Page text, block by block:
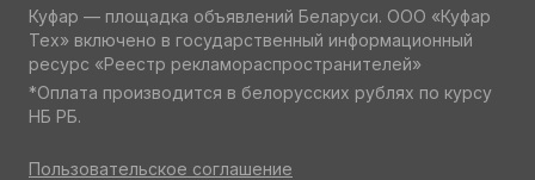
Куфар — площадка объявлений Беларуси. ООО «Куфар
Тех» включено в государственный информационный
ресурс «Реестр рекламораспространителей»
*Оплата производится в белорусских рублях по курсу
НБ РБ.
Пользовательское соглашение